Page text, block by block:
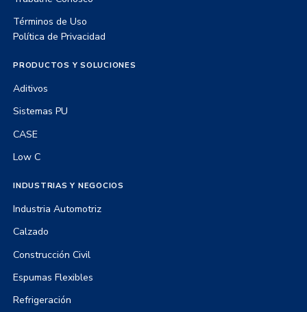
Términos de Uso
Política de Privacidad
PRODUCTOS Y SOLUCIONES
Aditivos
Sistemas PU
CASE
Low C
INDUSTRIAS Y NEGOCIOS
Industria Automotriz
Calzado
Construcción Civil
Espumas Flexibles
Refrigeración